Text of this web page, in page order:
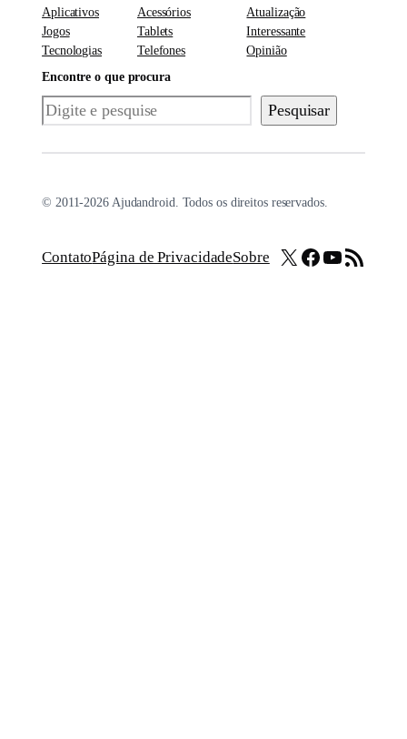
Aplicativos
Jogos
Tecnologias
Acessórios
Tablets
Telefones
Atualização
Interessante
Opinião
Encontre o que procura
Pesquisar Pesquisar
© 2011-2026 Ajudandroid. Todos os direitos reservados.
ContatoPágina de PrivacidadeSobre X Facebook
Youtube
Feed RSS